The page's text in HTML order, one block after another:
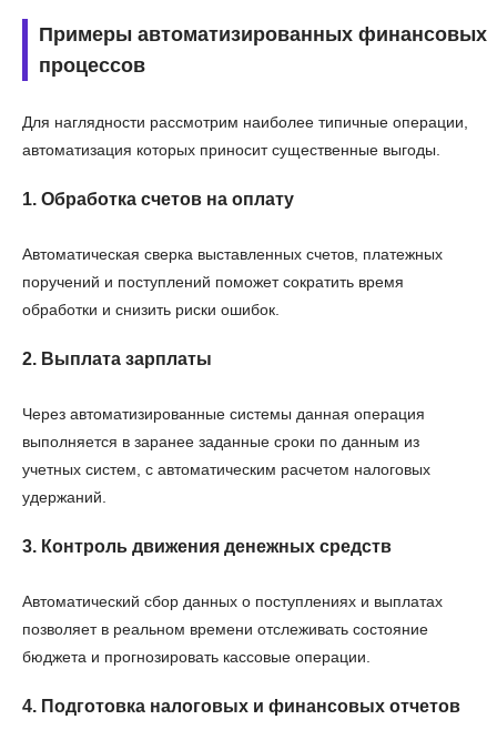
Примеры автоматизированных финансовых
процессов
Для наглядности рассмотрим наиболее типичные операции,
автоматизация которых приносит существенные выгоды.
1. Обработка счетов на оплату
Автоматическая сверка выставленных счетов, платежных
поручений и поступлений поможет сократить время
обработки и снизить риски ошибок.
2. Выплата зарплаты
Через автоматизированные системы данная операция
выполняется в заранее заданные сроки по данным из
учетных систем, с автоматическим расчетом налоговых
удержаний.
3. Контроль движения денежных средств
Автоматический сбор данных о поступлениях и выплатах
позволяет в реальном времени отслеживать состояние
бюджета и прогнозировать кассовые операции.
4. Подготовка налоговых и финансовых отчетов